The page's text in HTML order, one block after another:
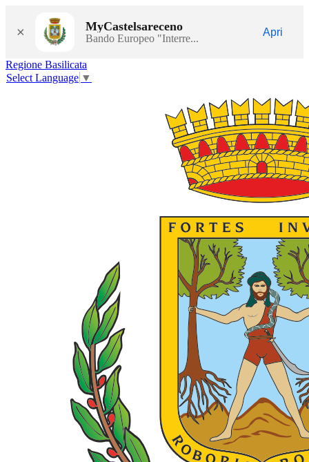
× MyCastelsareceno
Bando Europeo "Interre...
Apri
Regione Basilicata
Select Language ▼